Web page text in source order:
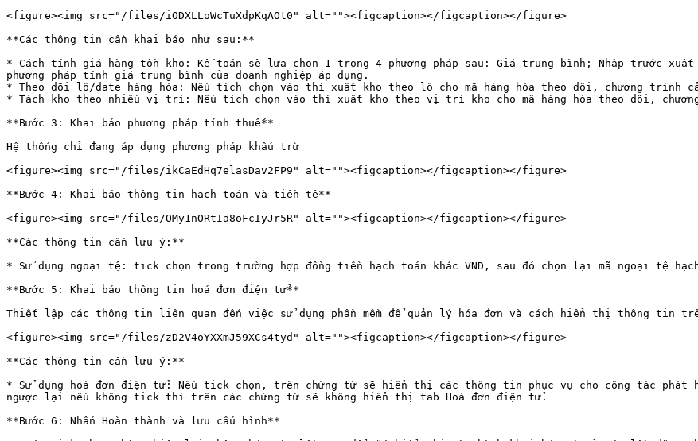
<figure><img src="/files/iODXLLoWcTuXdpKqAOt0" alt=""><figcaption></figcaption></figure>
**Các thông tin cần khai báo như sau:**
* Cách tính giá hàng tồn kho: Kế toán sẽ lựa chọn 1 trong 4 phương pháp sau: Giá trung bình; Nhập trước
phương pháp tính giá trung bình của doanh nghiệp áp dụng.
* Theo dõi lô/date hàng hóa: Nếu tích chọn vào thì xuất kho theo lô cho mã hàng hóa theo dõi, chương trình
* Tách kho theo nhiều vị trí: Nếu tích chọn vào thì xuất kho theo vị trí kho cho mã hàng hóa theo dõi,
**Bước 3: Khai báo phương pháp tính thuế**
Hệ thống chỉ đang áp dụng phương pháp khấu trừ
<figure><img src="/files/ikCaEdHq7elasDav2FP9" alt=""><figcaption></figcaption></figure>
**Bước 4: Khai báo thông tin hạch toán và tiền tệ**
<figure><img src="/files/OMy1nORtIa8oFcIyJr5R" alt=""><figcaption></figcaption></figure>
**Các thông tin cần lưu ý:**
* Sử dụng ngoại tệ: tick chọn trong trường hợp đồng tiền hạch toán khác VND, sau đó chọn lại mã ngoại tệ
**Bước 5: Khai báo thông tin hoá đơn điện tử**
Thiết lập các thông tin liên quan đến việc sử dụng phần mềm để quản lý hóa đơn và cách hiển thị thông tin
<figure><img src="/files/zD2V4oYXXmJ59XCs4tyd" alt=""><figcaption></figcaption></figure>
**Các thông tin cần lưu ý:**
* Sử dụng hoá đơn điện tử: Nếu tick chọn, trên chứng từ sẽ hiển thị các thông tin phục vụ cho công tác phát
ngược lại nếu không tick thì trên các chứng từ sẽ không hiển thị tab Hoá đơn điện tử.
**Bước 6: Nhấn Hoàn thành và lưu cấu hình**